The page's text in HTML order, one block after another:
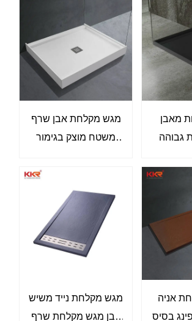
מגש מקלחת אבן שרף
משטח מוצק בגימור
מאבן
גבוהה
מגש מקלחת נייד משיש
אבן מגש מקלחת שרף
אניה
בסיס